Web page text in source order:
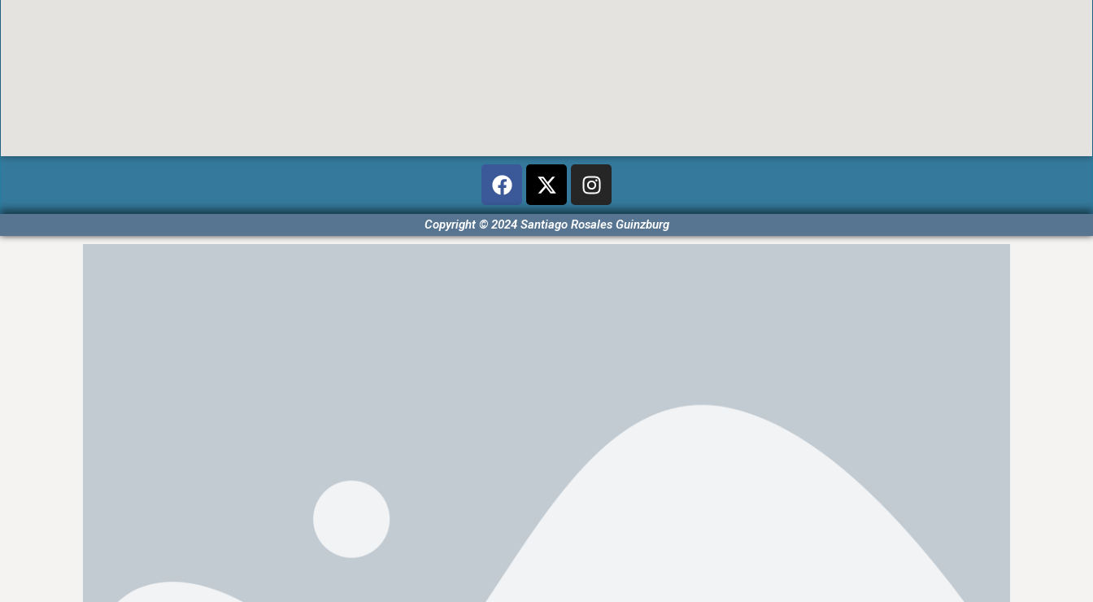
Copyright © 2024 Santiago Rosales Guinzburg